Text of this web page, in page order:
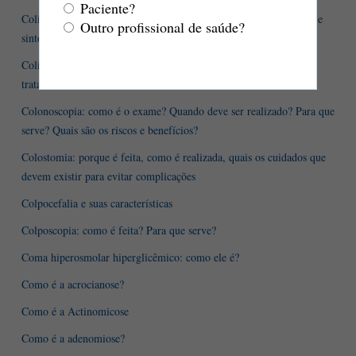
Paciente?
Outro profissional de saúde?
Colite pseudomembranosa: conceito, causas, fisiopatologia, sinais e
sintomas, diagnóstico e tratamento
Colite ulcerativa: quais são as causas, os sintomas e como é o
tratamento?
Colonoscopia: como é o exame? Quando deve ser realizado? Para que
serve? Quais são os riscos e benefícios?
Colostomia: porque é feita, como é realizada, quais os cuidados que
devem existir para evitar complicações
Colpocefalia e suas características
Colposcopia: como é feita? Para que serve?
Coma hiperosmolar hiperglicêmico: como ele é?
Como é a acrocianose?
Como é a Actinomicose
Como é a adenomiose?